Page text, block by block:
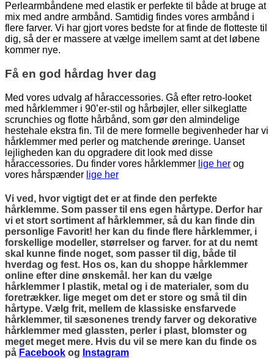
Perlearmbåndene med elastik er perfekte til både at bruge at
mix med andre armbånd. Samtidig findes vores armbånd i
flere farver. Vi har gjort vores bedste for at finde de flotteste til
dig, så der er massere at vælge imellem samt at det løbene
kommer nye.
Få en god hårdag hver dag
Med vores udvalg af håraccessories. Gå efter retro-looket
med hårklemmer i 90’er-stil og hårbøjler, eller silkeglatte
scrunchies og flotte hårbånd, som gør den almindelige
hestehale ekstra fin. Til de mere formelle begivenheder har vi
hårklemmer med perler og matchende øreringe. Uanset
lejligheden kan du opgradere dit look med disse
håraccessories. Du finder vores hårklemmer lige her og
vores hårspænder lige her
Vi ved, hvor vigtigt det er at finde den perfekte
hårklemme. Som passer til ens egen hårtype. Derfor har
vi et stort sortiment af hårklemmer, så du kan finde din
personlige Favorit! her kan du finde flere hårklemmer, i
forskellige modeller, størrelser og farver. for at du nemt
skal kunne finde noget, som passer til dig, både til
hverdag og fest. Hos os, kan du shoppe hårklemmer
online efter dine ønskemål. her kan du vælge
hårklemmer I plastik, metal og i de materialer, som du
foretrækker. lige meget om det er store og små til din
hårtype. Vælg frit, mellem de klassiske ensfarvede
hårklemmer, til sæsonenes trendy farver og dekorative
hårklemmer med glassten, perler i plast, blomster og
meget meget mere. Hvis du vil se mere kan du finde os
på Facebook og Instagram